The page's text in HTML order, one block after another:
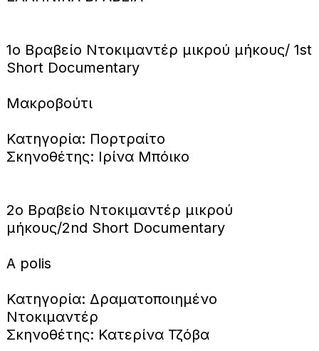
1ο Βραβείο Ντοκιμαντέρ μικρού μήκους/ 1st
Short Documentary
Μακροβούτι
Κατηγορία: Πορτραίτο
Σκηνοθέτης: Ιρίνα Μπόικο
2ο Βραβείο Ντοκιμαντέρ μικρού
μήκους/2nd Short Documentary
Α polis
Κατηγορία: Δραματοποιημένο
Ντοκιμαντέρ
Σκηνοθέτης: Κατερίνα Τζόβα